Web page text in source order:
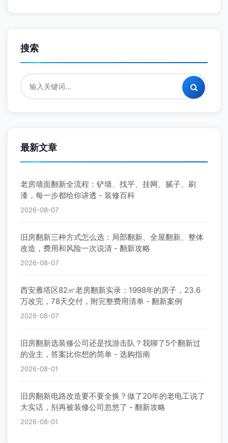
搜索
最新文章
老房墙面翻新全流程：铲墙、找平、挂网、腻子、刷
漆，每一步都给你讲透 - 装修百科
2026-08-07
旧房翻新三种方式怎么选：局部翻新、全屋翻新、整体
改造，费用和风险一次说清 - 翻新攻略
2026-08-07
西安雁塔区82㎡老房翻新实录：1998年的房子，23.6
万改完，78天交付，附完整费用清单 - 翻新案例
2026-08-07
旧房翻新选装修公司还是找游击队？我聊了5个翻新过
的业主，答案比你想的简单 - 选购指南
2026-08-01
旧房翻新电路改造要不要全换？做了20年的老电工说了
大实话，别再被装修公司忽悠了 - 翻新攻略
2026-08-01